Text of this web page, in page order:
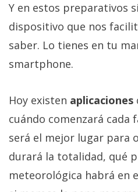
Y en estos preparativos
dispositivo que nos
saber. Lo tienes en tu
smartphone.
Hoy existen aplicaciones
cuándo comenzará cada
será el mejor lugar para
durará la totalidad, qué
meteorológica habrá en